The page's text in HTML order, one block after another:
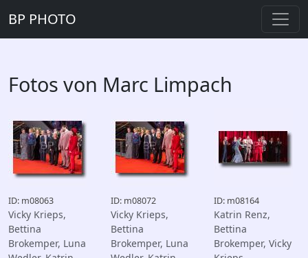
BP PHOTO
Fotos von Marc Limpach
ID: m08063
Vicky Krieps,
Bettina
Brokemper, Luna
ID: m08072
Vicky Krieps,
Bettina
Brokemper, Luna
ID: m08164
Katrin Renz,
Bettina
Brokemper, Vicky